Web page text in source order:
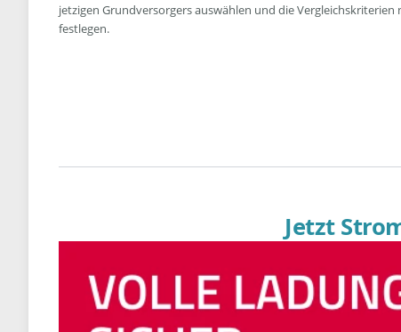
jetzigen Grundversorgers auswählen und die Vergleichskriterien
festlegen.
Jetzt